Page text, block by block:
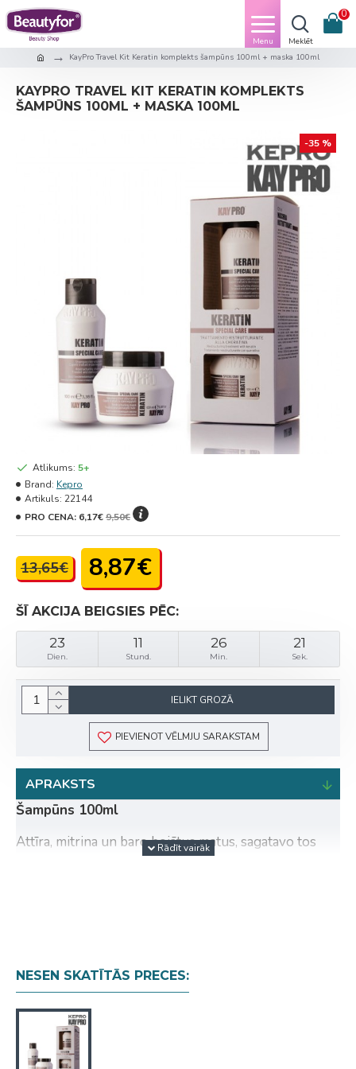
0
KayPro Travel Kit Keratin komplekts šampūns 100ml + maska 100ml
KAYPRO TRAVEL KIT KERATIN KOMPLEKTS
ŠAMPŪNS 100ML + MASKA 100ML
-35 %
ŠĪ AKCIJA BEIGSIES PĒC:
23
Dien.
11
Stund.
26
Min.
21
Sek.
13,65€ 8,87€
Atlikums: 5+
Brand: Kepro
Artikuls: 22144
PRO CENA: 6,17€9,50€
IELIKT GROZĀ
PIEVIENOT VĒLMJU SARAKSTAM
APRAKSTS
Šampūns 100ml
Attīra, mitrina un baro bojātus matus, sagatavo tos
atjaunošanas procedūrai. Mati kļūst gludi un spīdīgi,
padara tos gludus un spīdīgus visā garumā,
nodrošina vieglu ķemmēšanu, aizsargā pret
mehāniskiem bojājumiem, atjauno matu elastību,
mitrina, padara matus mazāk porainus, darbojas
antistatiski, stiprina matus, atjauno to struktūru,
aizpilda bojātus matus .
NESEN SKATĪTĀS PRECES: